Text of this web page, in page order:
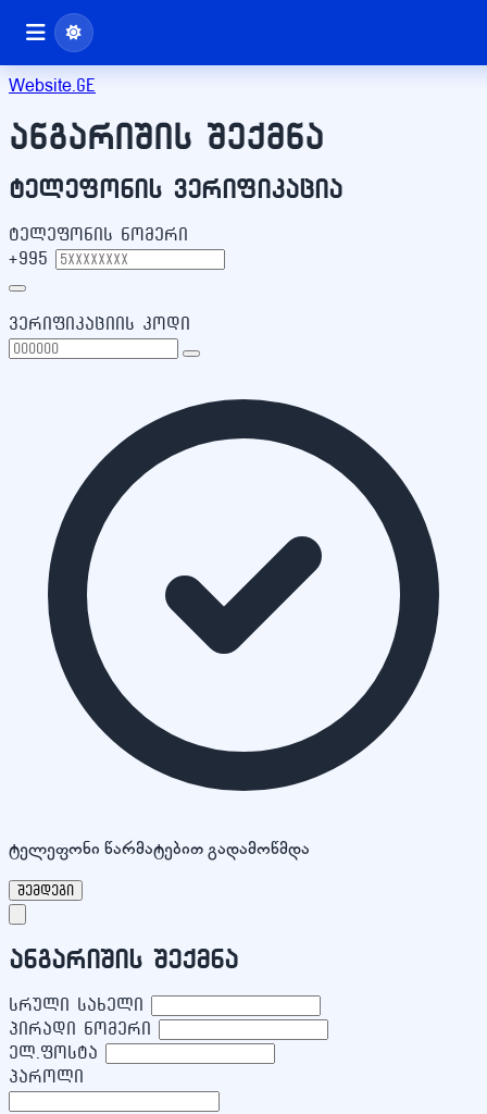
Website .ge
ანგარიშის შექმნა
ტელეფონის ვერიფიკაცია
ტელეფონის ნომერი
+995
ვერიფიკაციის კოდი
ტელეფონი წარმატებით გადამოწმდა
შემდეგი
ანგარიშის შექმნა
სრული სახელი
პირადი ნომერი
ელ.ფოსტა
პაროლი